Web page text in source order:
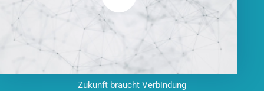
Zukunft braucht Verbindung